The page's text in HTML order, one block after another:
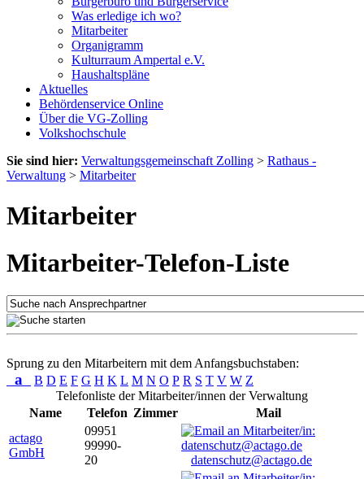
Was erledige ich wo?
Mitarbeiter
Organigramm
Kulturraum Ampertal e.V.
Haushaltspläne
Aktuelles
Behördenservice Online
Über die VG-Zolling
Volkshochschule
Sie sind hier: Verwaltungsgemeinschaft Zolling > Rathaus -
Verwaltung > Mitarbeiter
Mitarbeiter
Mitarbeiter-Telefon-Liste
Sprung zu den Mitarbeitern mit dem Anfangsbuchstaben:
a B D E F G H K L M N O P R S T V W Z
Telefonliste der Mitarbeiter/innen der Verwaltung
Name
Telefon Zimmer
Mail
actago
GmbH
09951
99990-
20
datenschutz@actago.de